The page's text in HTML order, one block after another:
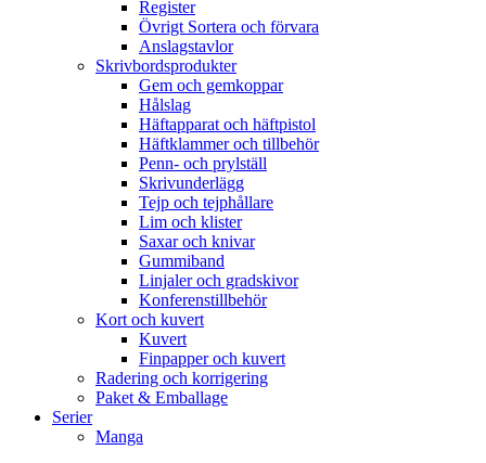
Register
Övrigt Sortera och förvara
Anslagstavlor
Skrivbordsprodukter
Gem och gemkoppar
Hålslag
Häftapparat och häftpistol
Häftklammer och tillbehör
Penn- och prylställ
Skrivunderlägg
Tejp och tejphållare
Lim och klister
Saxar och knivar
Gummiband
Linjaler och gradskivor
Konferenstillbehör
Kort och kuvert
Kuvert
Finpapper och kuvert
Radering och korrigering
Paket & Emballage
Serier
Manga